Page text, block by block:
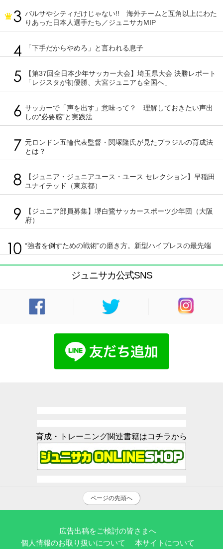
バルサやシティだけじゃない!! 海外チームと互角以上にわた
りあった日本人選手たち／ジュニサカMIP
「下手だからやめろ」と言われる息子
【第37回全日本少年サッカー大会】埼玉県大会 決勝レポート
「レジスタが初優勝、大宮ジュニアも全国へ」
サッカーで「声を出す」意味って？ 理解しておきたい声出
しの“必要感”と実践法
元ロンドン五輪代表監督・関塚隆氏が見たブラジルの育成法
とは？
【ジュニア・ジュニアユース・ユース セレクション】早稲田
ユナイテッド（東京都）
【ジュニア部員募集】堺白鷺サッカースポーツ少年団（大阪
府）
“強者を倒すための戦術”の磨き方。新型ハイプレスの最先端
ジュニサカ公式SNS
育成・トレーニング関連書籍はコチラから
ページの先頭へ
広告出稿をご検討の皆さまへ
個人情報のお取り扱いについて
本サイトについて